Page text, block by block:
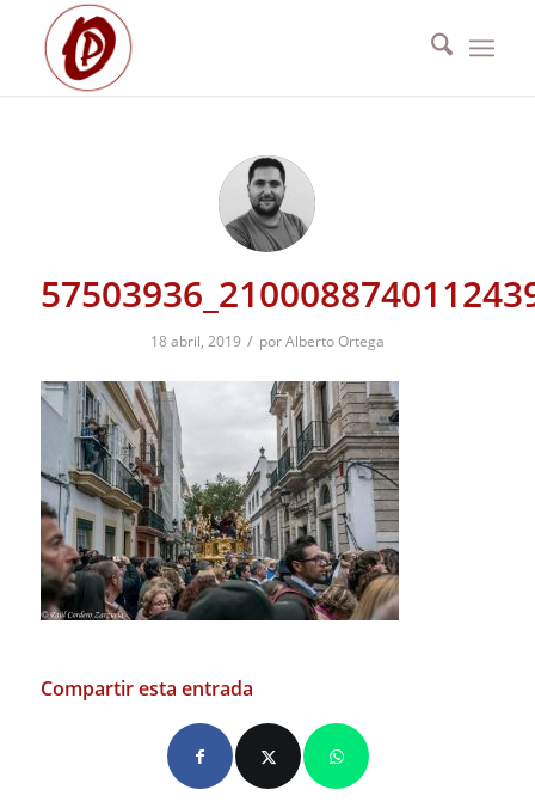
18 abril, 2019 / porAlberto Ortega
Compartir esta entrada